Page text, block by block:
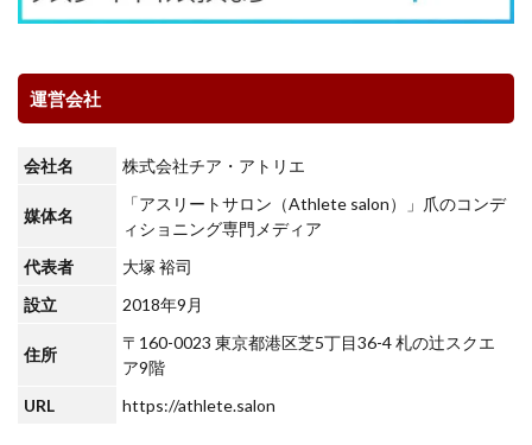
運営会社
会社名 株式会社チア・アトリエ
媒体名
「アスリートサロン（Athlete salon）」爪のコンデ
ィショニング専門メディア
代表者
大塚 裕司
設立
2018年9月
住所
〒160-0023 東京都港区芝5丁目36-4 札の辻スクエ
ア9階
URL
https://athlete.salon